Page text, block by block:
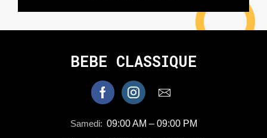
BEBE CLASSIQUE
Samedi: 09:00 AM – 09:00 PM